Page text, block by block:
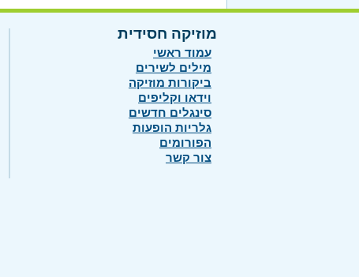
מוזיקה חסידית
עמוד ראשי
מילים לשירים
ביקורות מוזיקה
וידאו וקליפים
סינגלים חדשים
גלריות הופעות
הפורומים
צור קשר